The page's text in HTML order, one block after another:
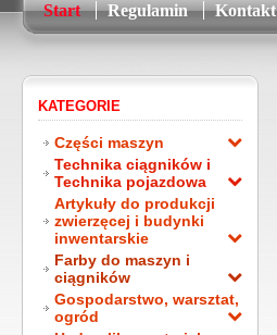
Start Regulamin Kontakt
KATEGORIE
Części maszyn
Technika ciągników i
Technika pojazdowa
Artykuły do produkcji
zwierzęcej i budynki
inwentarskie
Farby do maszyn i
ciągników
Gospodarstwo, warsztat,
ogród